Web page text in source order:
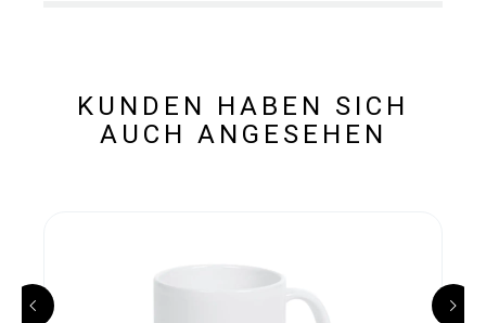
KUNDEN HABEN SICH
AUCH ANGESEHEN